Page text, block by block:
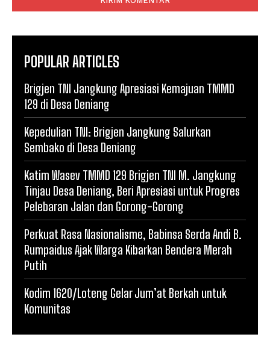
POPULAR ARTICLES
Brigjen TNI Jangkung Apresiasi Kemajuan TMMD
129 di Desa Deniang
Kepedulian TNI: Brigjen Jangkung Salurkan
Sembako di Desa Deniang
Katim Wasev TMMD 129 Brigjen TNI M. Jangkung
Tinjau Desa Deniang, Beri Apresiasi untuk Progres
Pelebaran Jalan dan Gorong-Gorong
Perkuat Rasa Nasionalisme, Babinsa Serda Andi B.
Rumpaidus Ajak Warga Kibarkan Bendera Merah
Putih
Kodim 1620/Loteng Gelar Jum’at Berkah untuk
Komunitas